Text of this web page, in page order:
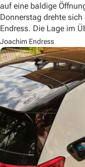
auf eine baldige
Donnerstag drehte
Endress. Die Lage im
Joachim Endress